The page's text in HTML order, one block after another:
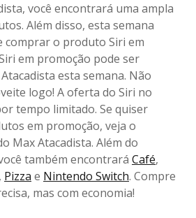
você encontrará uma ampla
Além disso, esta semana
comprar o produto Siri em
em promoção pode ser
esta semana. Não
logo! A oferta do Siri no
tempo limitado. Se quiser
em promoção, veja o
Max Atacadista. Além do
também encontrará Café,
, Pizza e Nintendo Switch. Compre
mas com economia!